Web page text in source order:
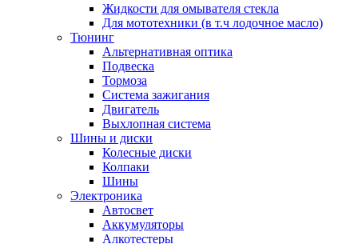
Жидкости для омывателя стекла
Для мототехники (в т.ч лодочное масло)
Тюнинг
Альтернативная оптика
Подвеска
Тормоза
Система зажигания
Двигатель
Выхлопная система
Шины и диски
Колесные диски
Колпаки
Шины
Электроника
Автосвет
Аккумуляторы
Алкотестеры